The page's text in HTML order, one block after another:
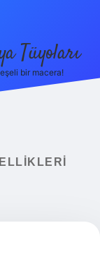
Tüyoları
bir macera!